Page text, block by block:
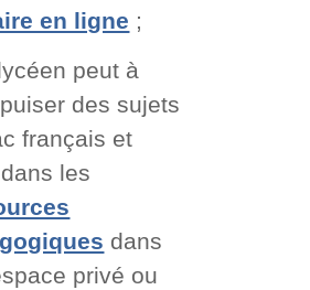
en ligne ;
peut à
des sujets
français et
les
dans
privé ou